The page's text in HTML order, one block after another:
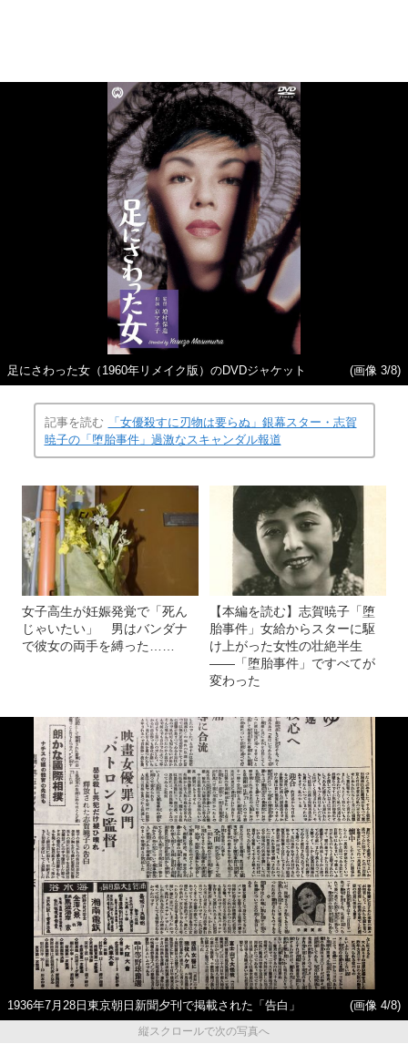
足にさわった女（1960年リメイク版）のDVDジャケット (画像 3/8)
記事を読む
「女優殺すに刃物は要らぬ」銀幕スター・志賀
暁子の「堕胎事件」過激なスキャンダル報道
女子高生が妊娠発覚で「死ん
じゃいたい」 男はバンダナ
で彼女の両手を縛った……
【本編を読む】志賀暁子「堕
胎事件」女給からスターに駆
け上がった女性の壮絶半生
――「堕胎事件」ですべてが
変わった
1936年7月28日東京朝日新聞夕刊で掲載された「告白」
(画像 4/8)
縦スクロールで次の写真へ